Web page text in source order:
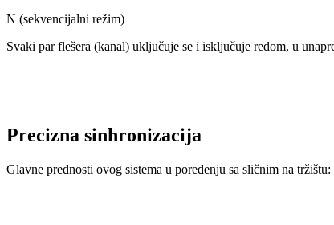
N (sekvencijalni režim)
Svaki par flešera (kanal) uključuje se i isključuje redom, u
Precizna sinhronizacija
Glavne prednosti ovog sistema u poređenju sa sličnim na tržištu: